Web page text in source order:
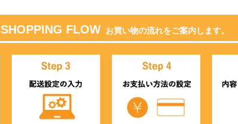
SHOPPING FLOW お買い物の流れをご案内します。